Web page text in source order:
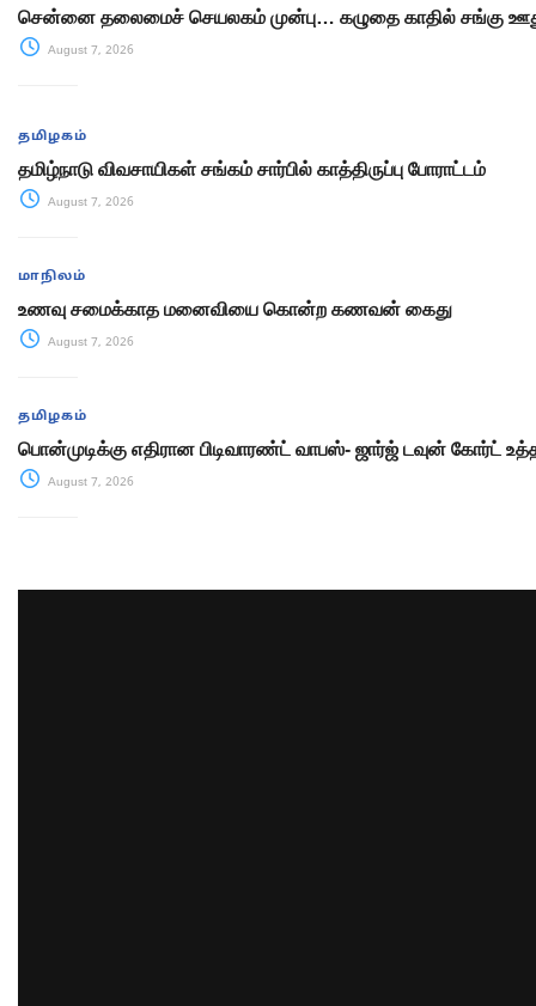
சென்னை தலைமைச் செயலகம் முன்பு… கழுதை காதில் சங்கு
August 7, 2026
தமிழகம்
தமிழ்நாடு விவசாயிகள் சங்கம் சார்பில் காத்திருப்பு போராட்டம்
August 7, 2026
மாநிலம்
உணவு சமைக்காத மனைவியை கொன்ற கணவன் கைது
August 7, 2026
தமிழகம்
பொன்முடிக்கு எதிரான பிடிவாரண்ட் வாபஸ்- ஜார்ஜ் டவுன் கோர்ட்
August 7, 2026